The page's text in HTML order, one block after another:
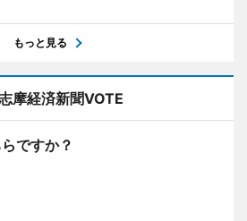
もっと見る
摩経済新聞VOTE
ですか？